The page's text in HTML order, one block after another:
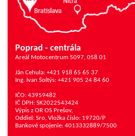
Poprad - centrála
Areál Motocentrum 5097, 058 01
Ján Cehula: +421 918 65 65 37
Ing. Ivan Šoltýs: +421 905 24 84 60
IČO: 43959482
IČ DPH: SK2022543424
Výpis z OR OS Prešov,
Oddiel: Sro, Vložka číslo: 19720/P
Bankové spojenie: 4013332889/7500